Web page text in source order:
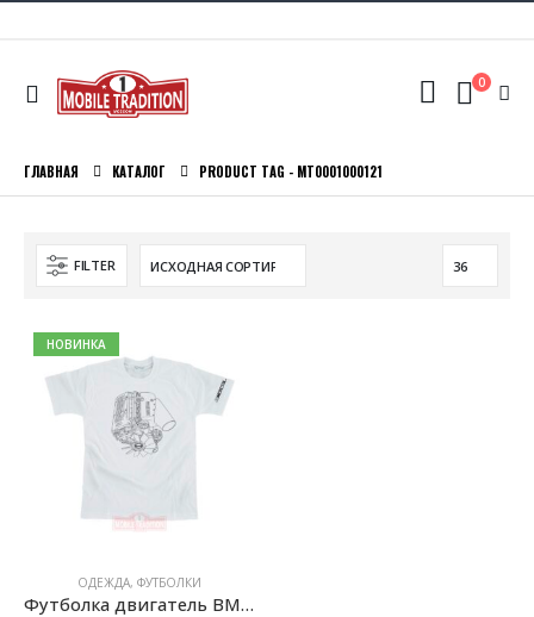
0
ГЛАВНАЯ КАТАЛОГ PRODUCT TAG - MT0001000121
FILTER
НОВИНКА
ОДЕЖДА, ФУТБОЛКИ
Футболка двигатель BMW M3 CSL S54B32